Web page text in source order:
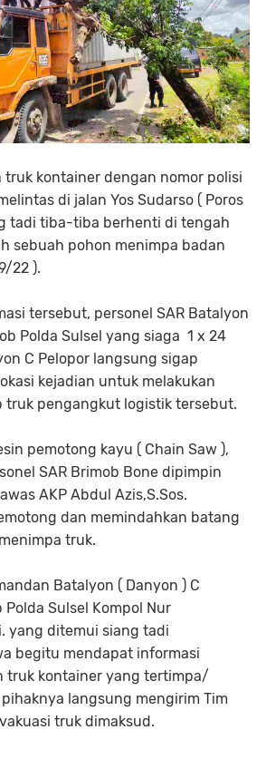
truk kontainer dengan nomor polisi
di jalan Yos Sudarso ( Poros
tadi tiba-tiba berhenti di tengah
sebuah pohon menimpa badan
22 ).
tersebut, personel SAR Batalyon
Polda Sulsel yang siaga 1 x 24
C Pelopor langsung sigap
kejadian untuk melakukan
truk pengangkut logistik tersebut.
pemotong kayu ( Chain Saw ),
SAR Brimob Bone dipimpin
AKP Abdul Azis,S.Sos.
dan memindahkan batang
truk.
Batalyon ( Danyon ) C
Sulsel Kompol Nur
yang ditemui siang tadi
begitu mendapat informasi
truk kontainer yang tertimpa/
langsung mengirim Tim
truk dimaksud.